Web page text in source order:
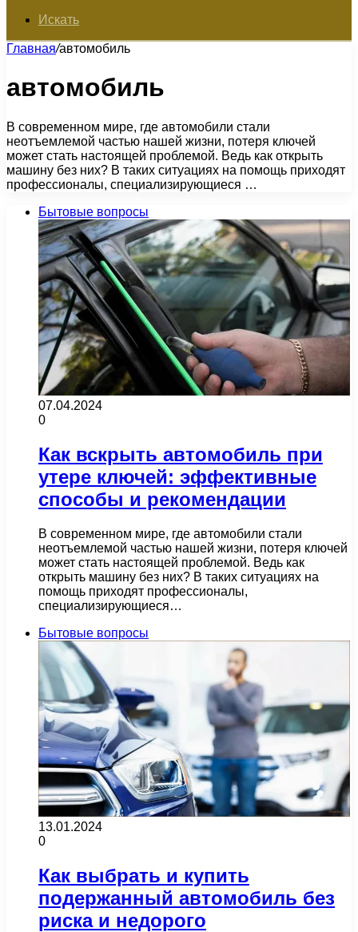
Искать
Главная/автомобиль
автомобиль
В современном мире, где автомобили стали
неотъемлемой частью нашей жизни, потеря ключей
может стать настоящей проблемой. Ведь как открыть
машину без них? В таких ситуациях на помощь приходят
профессионалы, специализирующиеся …
Бытовые вопросы
07.04.2024
0
Как вскрыть автомобиль при
утере ключей: эффективные
способы и рекомендации
В современном мире, где автомобили стали
неотъемлемой частью нашей жизни, потеря ключей
может стать настоящей проблемой. Ведь как
открыть машину без них? В таких ситуациях на
помощь приходят профессионалы,
специализирующиеся…
Бытовые вопросы
13.01.2024
0
Как выбрать и купить
подержанный автомобиль без
риска и недорого